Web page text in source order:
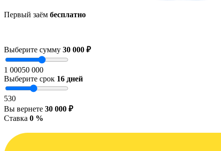
Первый заём бесплатно
Выберите сумму 30 000 ₽
1 00050 000
Выберите срок 16 дней
530
Вы вернете 30 000 ₽
Ставка 0 %